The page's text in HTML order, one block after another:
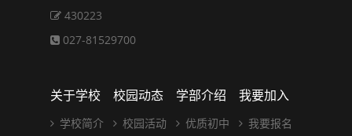
430223
027-81529700
关于学校
学校简介
校园动态
校园活动
学部介绍
优质初中
我要加入
我要报名